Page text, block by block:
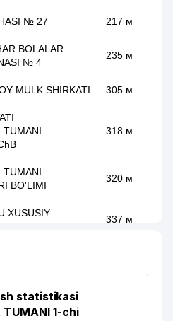
№ 27 217 м
BOLALAR
№ 4
235 м
MULK SHIRKATI 305 м
TUMANI
318 м
TUMANI
BO'LIMI
320 м
XUSUSIY
337 м
TARTIBDAGI
statistikasi
TUMANI 1-chi